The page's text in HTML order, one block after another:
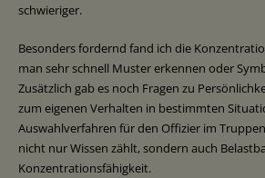
schwieriger.
Besonders fordernd fand ich die
man sehr schnell Muster erkennen oder
Zusätzlich gab es noch Fragen zu
zum eigenen Verhalten in bestimmten
Auswahlverfahren für den Offizier im
nicht nur Wissen zählt, sondern auch
Konzentrationsfähigkeit.